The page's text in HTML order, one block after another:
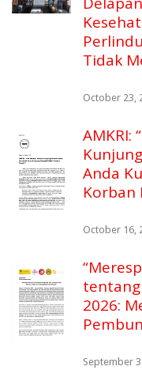
Tidak
October 23,
AMKRI:
Anda
Korban
October 16,
tentang
2026:
September